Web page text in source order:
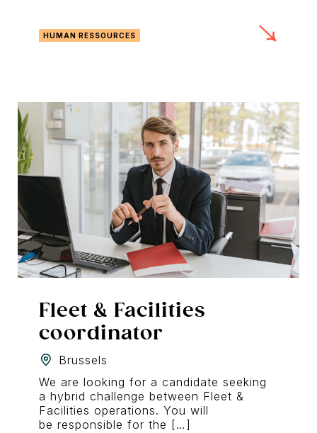
HUMAN RESSOURCES
Fleet & Facilities
coordinator
Brussels
We are looking for a candidate seeking
a hybrid challenge between Fleet &
Facilities operations. You will
be responsible for the […]